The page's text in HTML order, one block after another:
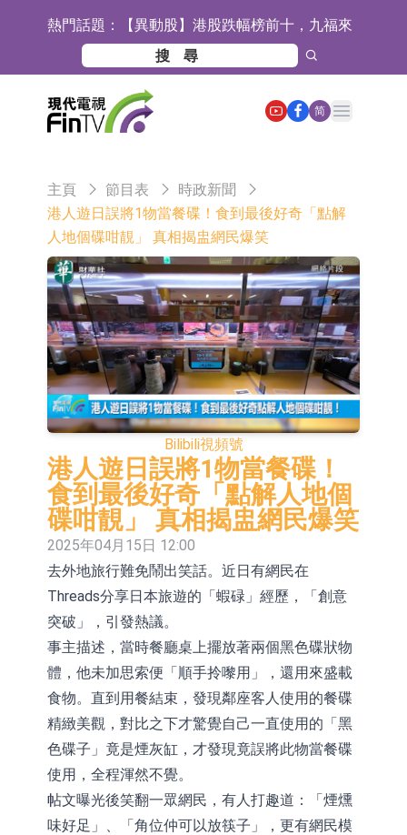
熱門話題： 【異動股】港股跌幅榜前十，九福來
(08611.HK)跌21.43%，天瑞汽車内飾
(06162.HK)跌18.44%
【異動股】港股漲幅榜前十，佳明集
團控股(01271.HK)漲+78.22%，拿森
科技(02261.HK)漲+64.11%
斯迪克：公司為國內摺疊屏核心功能
材料供應商
恒瑞醫藥：公司已在中國獲批上市26
目標客戶的測試認證
上期所：7月份對11個實際控制關系
賬戶組採取限制開倉的監管措施
特發服務：成功中標嗶哩嗶哩上海濱
江總部物業服務項目
亞太股份：公司是零跑汽車和
Stellantis集團的供應商
理工雷科面向邊緣AI場景推出"山
海"系列智算模組 系列產品基於國產
CPU與GPU構建
【異動股】醫療研發外包板塊拉升，
博騰股份(300363.CN)漲20.02%
日韓股市收盤雙雙下跌
依米康：海外交付以東南亞、中東市
場為主 並已取得歐美相關認證
上交所：財通多策略福鑫定期開放靈
活配置混合型發起式證券投資基金臨
時停牌
上交所：景順長城全球半導體芯片產
業股票型證券投資基金臨時停牌
【異動股】港股跌幅榜前十，卡森國
際(00496.HK)跌22.40%，九福來
(08611.HK)跌21.01%
【異動股】港股漲幅榜前十，拿森科
技(02261.HK)漲+75.05%，辰興發展
(02286.HK)漲+64.91%
神火股份：新疆神火鋁水轉化率已
100%
【異動股】焦炭Ⅲ板塊下挫，陝西黑
貓(601015.CN)跌8.38%
浙江證監局對財通證券股份有限公司
採取出具警示函措施
山金國際：港股上市工作正常推進中
简
Open main menu
主頁 節目表
時政新聞
港人遊日誤將1物當餐碟！食到最後好奇「點解
人地個碟咁靚」 真相揭盅網民爆笑
Bilibili視頻號
港人遊日誤將1物當餐碟！
食到最後好奇「點解人地個
碟咁靚」 真相揭盅網民爆笑
2025年04月15日 12:00
去外地旅行難免鬧出笑話。近日有網民在
Threads分享日本旅遊的「蝦碌」經歷，「創意
突破」，引發熱議。
事主描述，當時餐廳桌上擺放著兩個黑色碟狀物
體，他未加思索便「順手拎嚟用」，還用來盛載
食物。直到用餐結束，發現鄰座客人使用的餐碟
精緻美觀，對比之下才驚覺自己一直使用的「黑
色碟子」竟是煙灰缸，才發現竟誤將此物當餐碟
使用，全程渾然不覺。
帖文曝光後笑翻一眾網民，有人打趣道：「煙燻
味好足」、「角位仲可以放筷子」，更有網民模